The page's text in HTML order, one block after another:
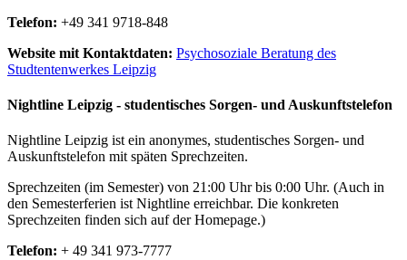
Telefon: +49 341 9718-848
Website mit Kontaktdaten: Psychosoziale Beratung des
Studtentenwerkes Leipzig
Nightline Leipzig - studentisches Sorgen- und Auskunftstelefon
Nightline Leipzig ist ein anonymes, studentisches Sorgen- und
Auskunftstelefon mit späten Sprechzeiten.
Sprechzeiten (im Semester) von 21:00 Uhr bis 0:00 Uhr. (Auch in
den Semesterferien ist Nightline erreichbar. Die konkreten
Sprechzeiten finden sich auf der Homepage.)
Telefon: + 49 341 973-7777